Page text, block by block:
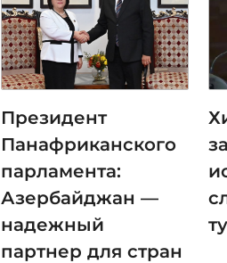
Президент
Панафриканского
парламента:
Азербайджан —
надежный
партнер для стран